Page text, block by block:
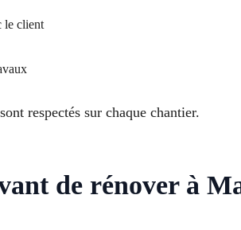
le client
respectés sur chaque chantier.
de rénover à